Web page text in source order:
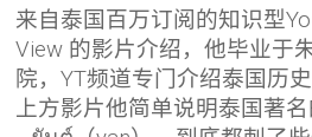
来自泰国百万订阅的知识型
View 的影片介绍，他毕业于
院，YT频道专门介绍泰国历
上方影片他简单说明泰国著